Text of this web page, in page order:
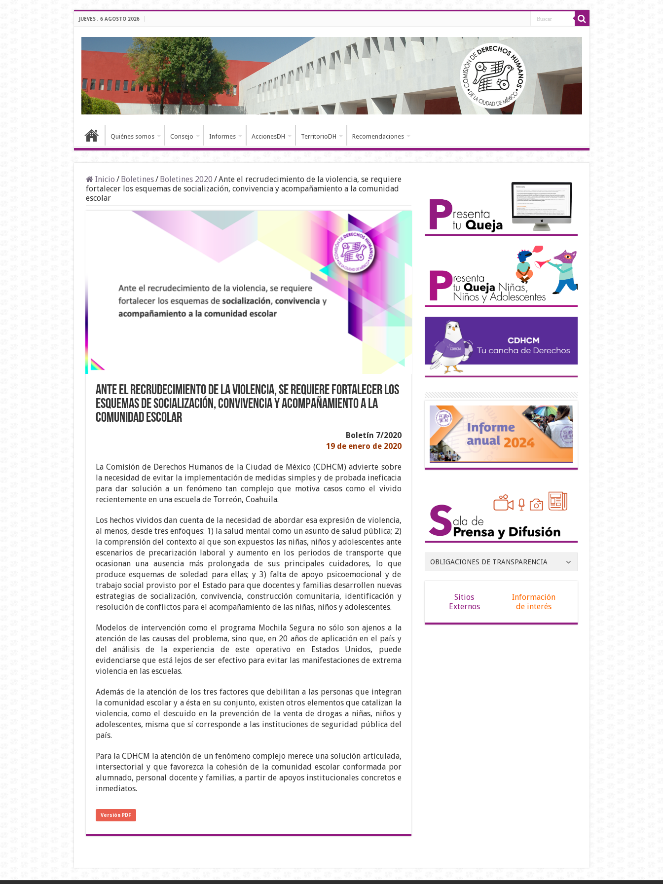
JUEVES , 6 AGOSTO 2026
Quiénes somos Consejo Informes AccionesDH TerritorioDH Recomendaciones
Inicio / Boletines/ Boletines 2020 /Ante el recrudecimiento de la violencia, se requiere
fortalecer los esquemas de socialización, convivencia y acompañamiento a la comunidad
escolar
Ante el recrudecimiento de la violencia, se requiere fortalecer los
esquemas de socialización, convivencia y acompañamiento a la
comunidad escolar
Boletín 7/2020
19 de enero de 2020
La Comisión de Derechos Humanos de la Ciudad de México (CDHCM) advierte sobre
la necesidad de evitar la implementación de medidas simples y de probada ineficacia
para dar solución a un fenómeno tan complejo que motiva casos como el vivido
recientemente en una escuela de Torreón, Coahuila.
Los hechos vividos dan cuenta de la necesidad de abordar esa expresión de violencia,
al menos, desde tres enfoques: 1) la salud mental como un asunto de salud pública; 2)
la comprensión del contexto al que son expuestos las niñas, niños y adolescentes ante
escenarios de precarización laboral y aumento en los periodos de transporte que
ocasionan una ausencia más prolongada de sus principales cuidadores, lo que
produce esquemas de soledad para ellas; y 3) falta de apoyo psicoemocional y de
trabajo social provisto por el Estado para que docentes y familias desarrollen nuevas
estrategias de socialización, convivencia, construcción comunitaria, identificación y
resolución de conflictos para el acompañamiento de las niñas, niños y adolescentes.
Modelos de intervención como el programa Mochila Segura no sólo son ajenos a la
atención de las causas del problema, sino que, en 20 años de aplicación en el país y
del análisis de la experiencia de este operativo en Estados Unidos, puede
evidenciarse que está lejos de ser efectivo para evitar las manifestaciones de extrema
violencia en las escuelas.
Además de la atención de los tres factores que debilitan a las personas que integran
la comunidad escolar y a ésta en su conjunto, existen otros elementos que catalizan la
violencia, como el descuido en la prevención de la venta de drogas a niñas, niños y
adolescentes, misma que sí corresponde a las instituciones de seguridad pública del
país.
Para la CDHCM la atención de un fenómeno complejo merece una solución articulada,
intersectorial y que favorezca la cohesión de la comunidad escolar conformada por
alumnado, personal docente y familias, a partir de apoyos institucionales concretos e
inmediatos.
Versión PDF
OBLIGACIONES DE TRANSPARENCIA
Sitios
Externos
Información
de interés